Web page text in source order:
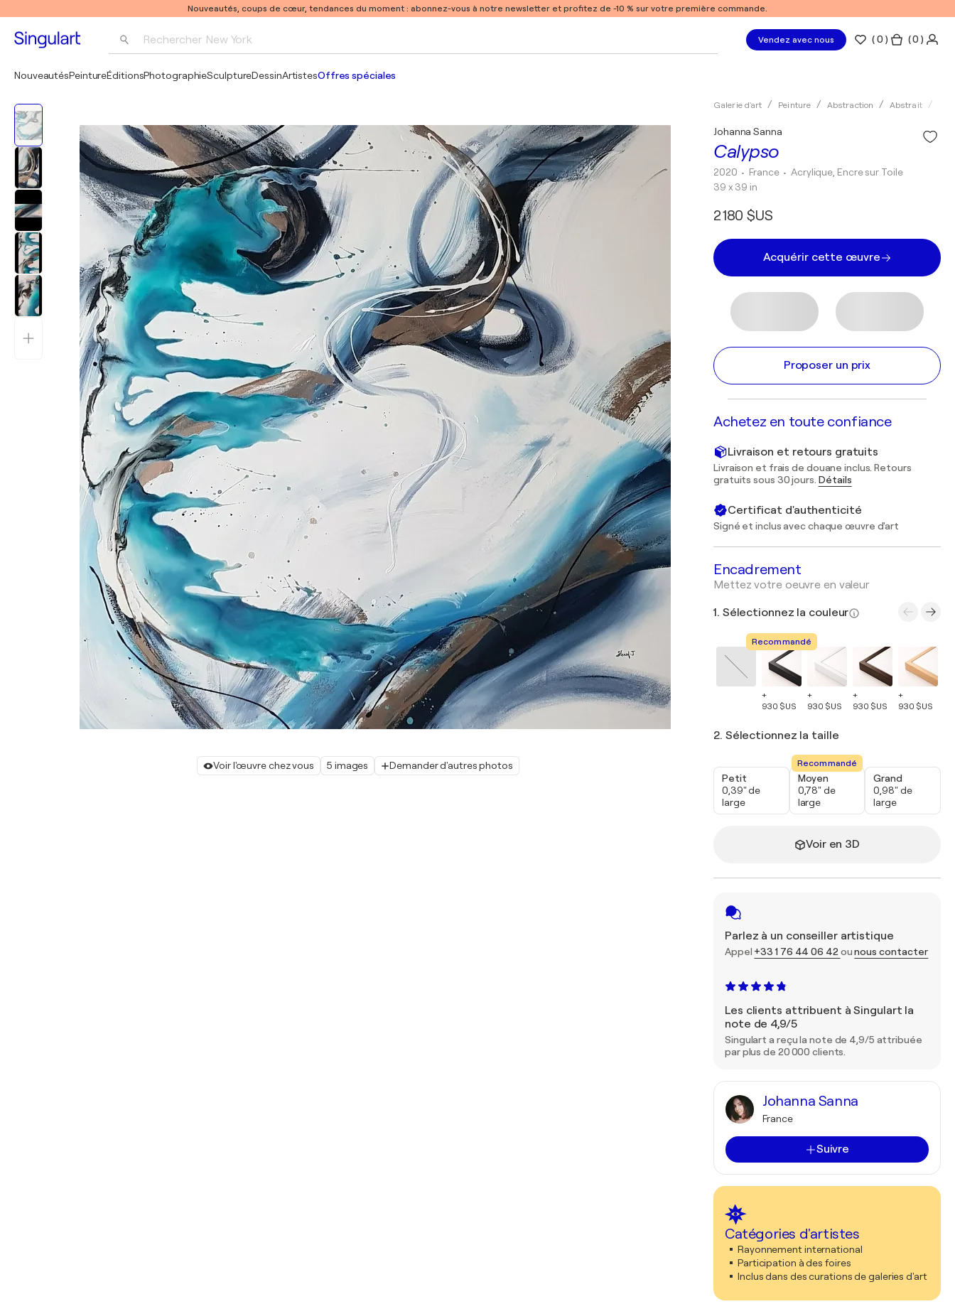
Nouveautés, coups de cœur, tendances du moment : abonnez-vous à notre newsletter et profitez de -10 % sur votre première commande.
Rechercher New York
Pablo Picasso
Vendez avec nous (0 ) ( 0 )
NouveautésPeintureÉditionsPhotographieSculptureDessinArtistesOffres spéciales
Voir l'œuvre chez vous 5 images Demander d'autres photos
Galerie d'art Peinture Abstraction Abstrait
Calypso
Johanna Sanna
2020 • France •Acrylique, Encre sur Toile
39 x 39 in
2 180 $US
Acquérir cette œuvre
Proposer un prix
Achetez en toute confiance
Livraison et retours gratuits
Livraison et frais de douane inclus. Retours
gratuits sous 30 jours. Détails
Certificat d'authenticité
Signé et inclus avec chaque œuvre d'art
Encadrement
Mettez votre oeuvre en valeur
1. Sélectionnez la couleur
Recommandé
+
930 $US
+
930 $US
+
930 $US
+
930 $US
2. Sélectionnez la taille
Petit
0,39" de
large
Recommandé
Moyen
0,78" de
large
Grand
0,98" de
large
Voir en 3D
Parlez à un conseiller artistique
Appel +33 1 76 44 06 42 ounous contacter
Les clients attribuent à Singulart la
note de 4,9/5
Singulart a reçu la note de 4,9/5 attribuée
par plus de 20 000 clients.
Johanna Sanna
France
Suivre
Catégories d'artistes
Rayonnement international
Participation à des foires
Inclus dans des curations de galeries d'art